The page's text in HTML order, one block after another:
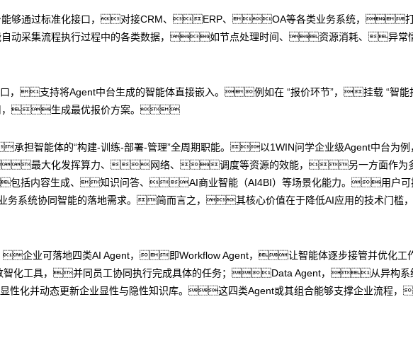
能够通过标准化接口，对接CRM、ERP、OA等各类业务系统，
动采集流程执行过程中的各类数据，如节点处理时间、资源消耗、异
，支持将Agent中台生成的智能体直接嵌入。例如在 “报价环节”，挂载 “智
用，生成最优报价方案。
承担智能体的“构建-训练-部署-管理”全周期职能。以1WIN问学企业级Agent中台为
最大化发挥算力、网络、调度等资源的效能，另一方面作为多
括内容生成、知识问答、AI商业智能（AI4BI）等场景化能力。用户可
系统协同智能的落地需求。简而言之，其核心价值在于降低AI应用的技术门槛
企业可落地四类AI Agent，即Workflow Agent，让智能体逐步接管并优化
智化工具，并同员工协同执行完成具体的任务；Data Agent，从异构
性化并动态更新企业显性与隐性知识库。这四类Agent或其组合能够支撑企业流程